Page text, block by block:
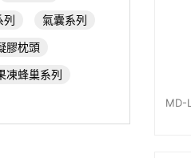
列
氣囊系列
膠枕頭
凍蜂巢系列
MD-